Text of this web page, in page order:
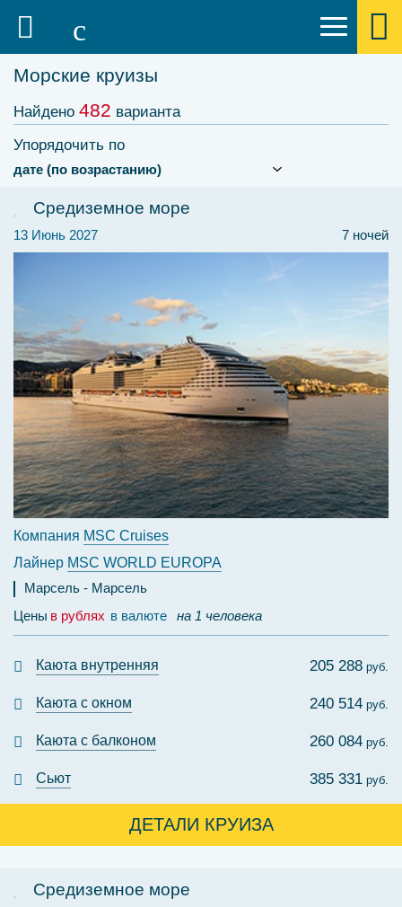
Морские круизы
Найдено 482 варианта
Упорядочить по
Средиземное море
7 ночей
13 Июнь 2027
Компания MSC Cruises
Лайнер MSC WORLD EUROPA
Марсель
Марсель
Цены в рублях в валюте на 1 человека
Каюта внутренняя 205 288 руб.
Каюта с окном 240 514 руб.
Каюта с балконом 260 084 руб.
Сьют 385 331 руб.
ДЕТАЛИ КРУИЗА
Средиземное море